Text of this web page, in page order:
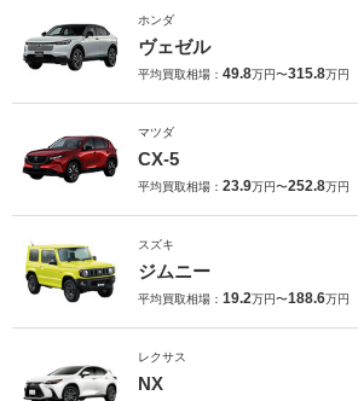
ホンダ
ヴェゼル
平均買取相場： 49.8万円〜315.8万円
マツダ
CX-5
平均買取相場： 23.9万円〜252.8万円
スズキ
ジムニー
平均買取相場： 19.2万円〜188.6万円
レクサス
NX